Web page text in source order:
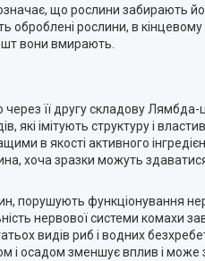
що рослини забирають
оброблені рослини, в
вони вмирають.
її другу складову
які імітують структуру і
в якості активного
хоча зразки можуть
порушують функціонування
нервової системи
видів риб і водних
і осадом зменшує вплив і